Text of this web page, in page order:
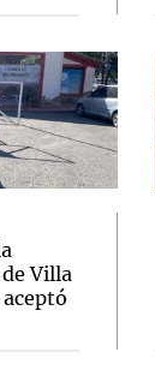
Villa